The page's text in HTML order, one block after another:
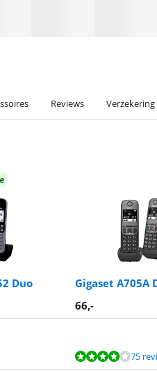
Reviews Verzekering
Duo Gigaset A705A
66,-
75